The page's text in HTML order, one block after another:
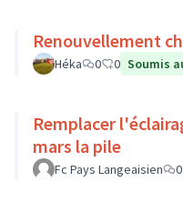
Renouvellement
Héka 0 0 Soumis
Remplacer
mars la pile
Fc Pays Langeaisien 0